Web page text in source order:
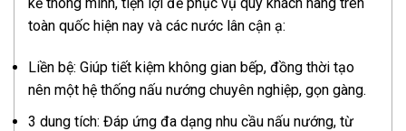
kế thông minh, tiện lợi để phục vụ quý khách hàng trên
toàn quốc hiện nay và các nước lân cận ạ:
Liền bệ: Giúp tiết kiệm không gian bếp, đồng thời tạo
nên một hệ thống nấu nướng chuyên nghiệp, gọn gàng.
3 dung tích: Đáp ứng đa dạng nhu cầu nấu nướng, từ